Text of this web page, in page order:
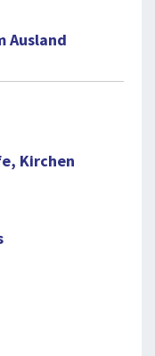
Ausland
Kirchen